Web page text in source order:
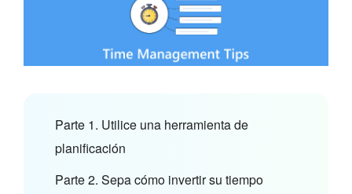
Parte 1. Utilice una herramienta de
planificación
Parte 2. Sepa cómo invertir su tiempo